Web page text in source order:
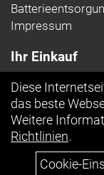
Impressum
Ihr Einkauf
Top Artikel
Diese
das beste
Weitere
Richtlinien.
Cookie-